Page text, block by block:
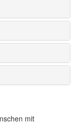
mit